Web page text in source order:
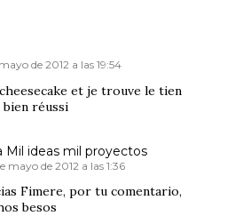
de 2012 a las 19:54
et je trouve le tien
réussi
Mil ideas mil proyectos
mayo de 2012 a las 1:36
Fimere, por tu comentario,
besos